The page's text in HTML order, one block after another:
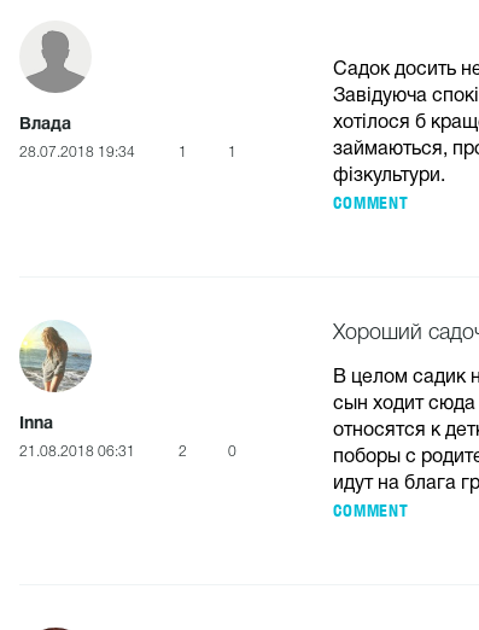
Влада
28.07.2018 19:34 1 1
Садок досить
Завідуюча
хотілося б
займаються,
фізкультури.
COMMENT
Inna
21.08.2018 06:31 2 0
Хороший
В целом садик
сын ходит сюда
относятся к
поборы с
идут на блага
COMMENT